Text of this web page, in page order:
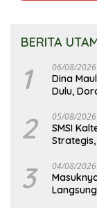
BERITA
1 06/08/2026
Dina
Dulu,
2 05/08/2026
SMSI
3 04/08/2026